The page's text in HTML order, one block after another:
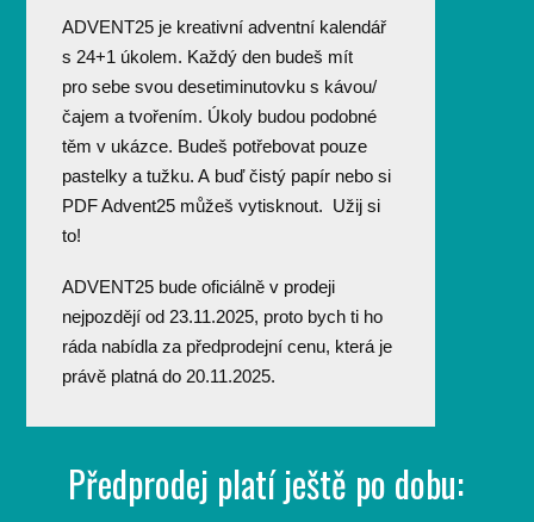
ADVENT25 je kreativní adventní kalendář
s 24+1 úkolem. Každý den budeš mít
pro sebe svou desetiminutovku s kávou/
čajem a tvořením. Úkoly budou podobné
těm v ukázce. Budeš potřebovat pouze
pastelky a tužku. A buď čistý papír nebo si
PDF Advent25 můžeš vytisknout. Užij si
to!
ADVENT25 bude oficiálně v prodeji
nejpozdějí od 23.11.2025, proto bych ti ho
ráda nabídla za předprodejní cenu, která je
právě platná do 20.11.2025.
Předprodej platí ještě po dobu: